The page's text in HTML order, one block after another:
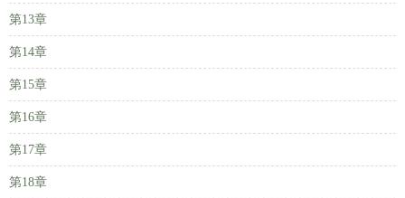
第13章
第14章
第15章
第16章
第17章
第18章